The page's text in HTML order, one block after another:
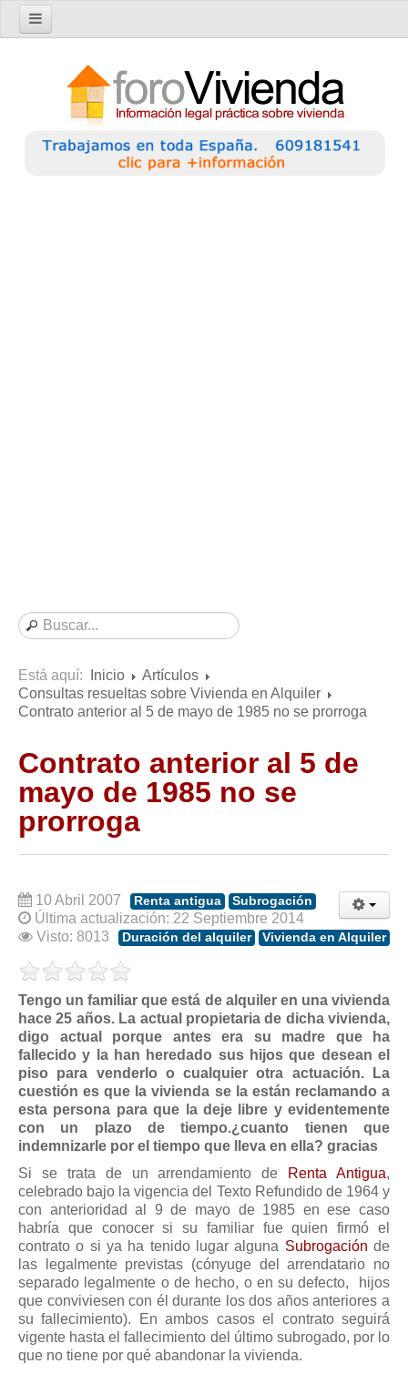
Nuevo tema
Buscar en el foro
De uso distinto al de vivienda
Requerimientos y comunicaciones
Para contratos posteriores al 6 de junio de 2013
Para contratos de Renta Antigua
Formularios sobre Vivienda en Propiedad
Modelos de Contratos
Modelos de Convocatoria de Junta de Propietarios
Modelos de Acta de Junta de Propietarios
Legislación sobre Arrendamientos Urbanos
Legislación sobre la Comunidad de Propietarios
Legislación sobre Adquisición de Vivienda en Propiedad
Legislación de interés práctico
Diccionario
Usuario
Entrar / Salir
Mis boletines
Está aquí: Inicio
Artículos
Consultas resueltas sobre Vivienda en Alquiler
Contrato anterior al 5 de mayo de 1985 no se prorroga
Contrato anterior al 5 de
mayo de 1985 no se
prorroga
10 Abril 2007
Última actualización: 22 Septiembre 2014
Visto: 8013
Renta antigua Subrogación
Duración del alquiler Vivienda en Alquiler
Tengo un familiar que está de alquiler en una vivienda
hace 25 años. La actual propietaria de dicha vivienda,
digo actual porque antes era su madre que ha
fallecido y la han heredado sus hijos que desean el
piso para venderlo o cualquier otra actuación. La
cuestión es que la vivienda se la están reclamando a
esta persona para que la deje libre y evidentemente
con un plazo de tiempo.¿cuanto tienen que
indemnizarle por el tiempo que lleva en ella? gracias
Si se trata de un arrendamiento de
Renta Antigua,
celebrado bajo la vigencia del Texto Refundido de 1964 y
con anterioridad al 9 de mayo de 1985 en ese caso
habría que conocer si su familiar fue quien firmó el
contrato o si ya ha tenido lugar alguna Subrogación de
las legalmente previstas (cónyuge del arrendatario no
separado legalmente o de hecho, o en su defecto, hijos
que conviviesen con él durante los dos años anteriores a
su fallecimiento). En ambos casos el contrato seguirá
vigente hasta el fallecimiento del último subrogado, por lo
que no tiene por qué abandonar la vivienda.